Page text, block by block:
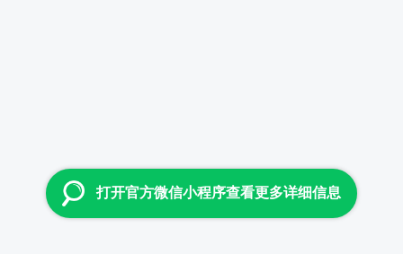
打开官方微信小程序查看更多详细信息